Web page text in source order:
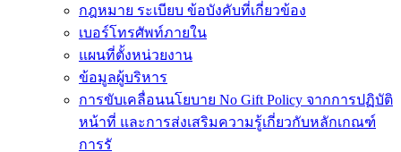
กฎหมาย ระเบียบ ข้อบังคับที่เกี่ยวข้อง
เบอร์โทรศัพท์ภายใน
แผนที่ตั้งหน่วยงาน
ข้อมูลผู้บริหาร
การขับเคลื่อนนโยบาย No Gift Policy จากการปฏิบัติ
หน้าที่ และการส่งเสริมความรู้เกี่ยวกับหลักเกณฑ์
การรั